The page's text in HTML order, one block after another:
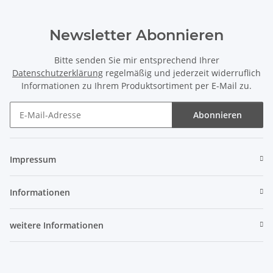
Newsletter Abonnieren
Bitte senden Sie mir entsprechend Ihrer
Datenschutzerklärung regelmäßig und jederzeit widerruflich
Informationen zu Ihrem Produktsortiment per E-Mail zu.
Abonnieren
Impressum
Informationen
weitere Informationen